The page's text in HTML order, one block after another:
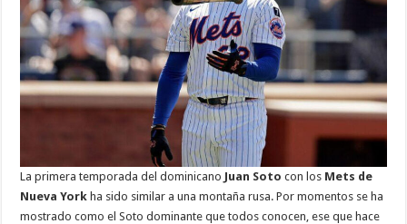
La primera temporada del dominicano Juan Soto con los Mets de
Nueva York ha sido similar a una montaña rusa. Por momentos se ha
mostrado como el Soto dominante que todos conocen, ese que hace